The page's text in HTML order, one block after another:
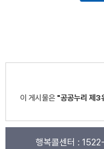
이 게시물은 "공공누리 제3
행복콜센터 :